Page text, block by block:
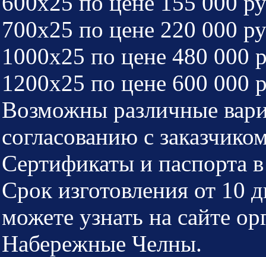
700х25 по цене 220 000
1000х25 по цене 480 000
1200х25 по цене 600 000
Возможны различные
согласованию с
Сертификаты и паспорта
Срок изготовления от
можете узнать на сайте
Набережные Челны.